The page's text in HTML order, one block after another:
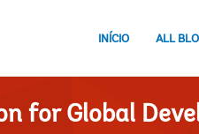
INÍCIO ALL
for Global